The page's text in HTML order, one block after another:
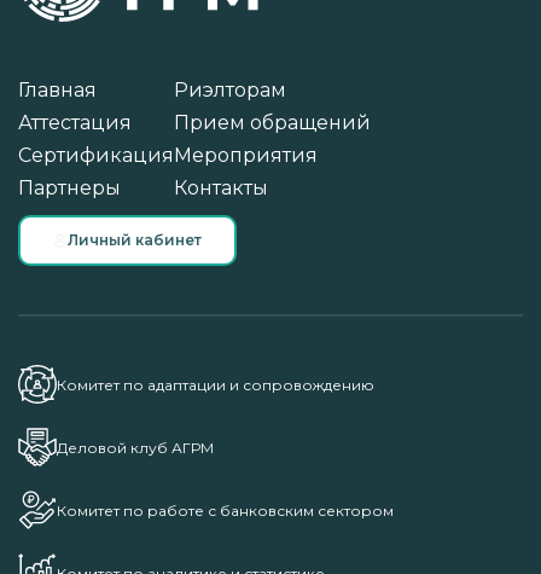
Главная
Аттестация
Сертификация
Партнеры
Риэлторам
Прием обращений
Мероприятия
Контакты
Личный кабинет
Комитет по адаптации и сопровождению
Деловой клуб АГРМ
Комитет по работе с банковским сектором